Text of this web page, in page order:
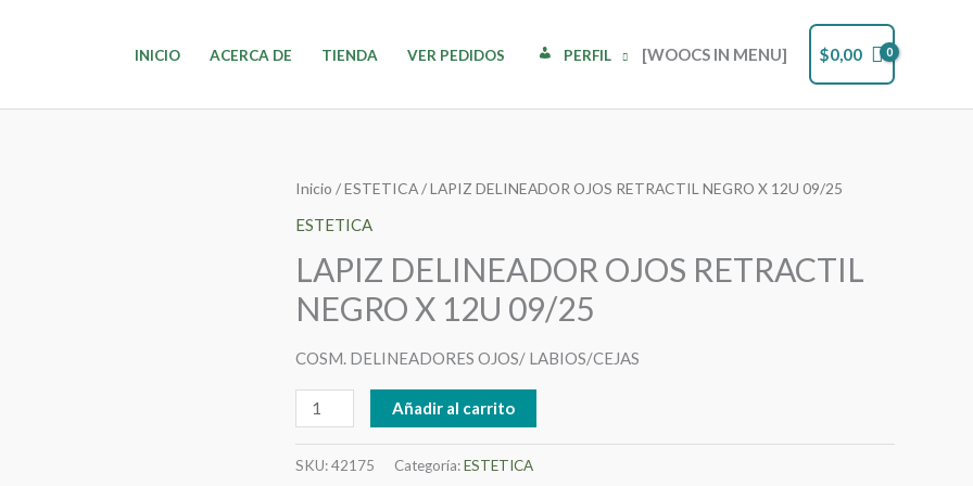
INICIO ACERCA DE TIENDA VER PEDIDOS PERFIL [WOOCS IN MENU] $0,00
Inicio /ESTETICA/ LAPIZ DELINEADOR OJOS RETRACTIL NEGRO X 12U 09/25
ESTETICA
LAPIZ DELINEADOR OJOS RETRACTIL
NEGRO X 12U 09/25
COSM. DELINEADORES OJOS/ LABIOS/CEJAS
LAPIZ
DELINEADOR
RETRACTIL
NEGRO
12U
09/25
cantidad
Añadir al carrito
SKU:42175 Categoría:ESTETICA